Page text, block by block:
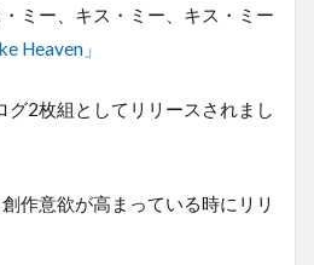
ミー、キス・ミー、キス・ミー
Heaven」
2枚組としてリリースされまし
作意欲が高まっている時にリリ